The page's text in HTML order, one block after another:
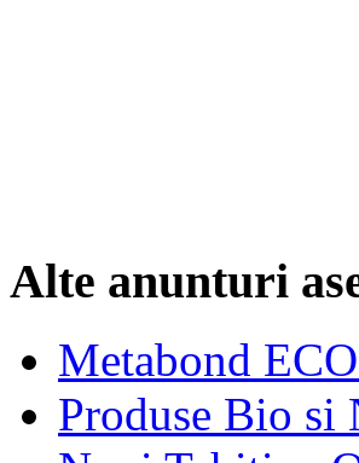
Alte anunturi
Metabond
Produse Bio si